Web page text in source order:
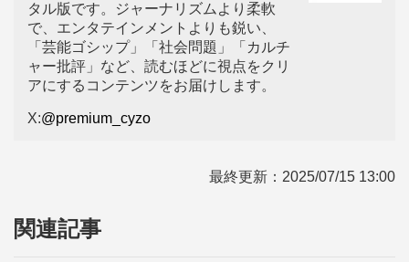
タル版です。ジャーナリズムより柔軟
で、エンタテインメントよりも鋭い、
「芸能ゴシップ」「社会問題」「カルチ
ャー批評」など、読むほどに視点をクリ
アにするコンテンツをお届けします。
X:@premium_cyzo
最終更新： 2025/07/15 13:00
関連記事